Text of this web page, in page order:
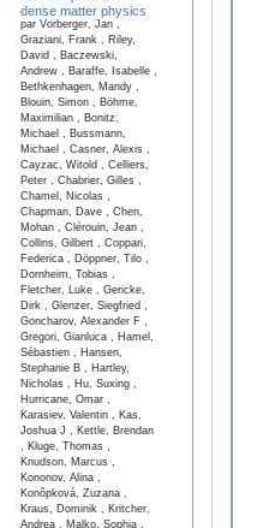
dense matter physics
par Vorberger, Jan ,
Graziani, Frank , Riley,
David , Baczewski,
Andrew , Baraffe, Isabelle ,
Bethkenhagen, Mandy ,
Blouin, Simon , Böhme,
Maximilian , Bonitz,
Michael , Bussmann,
Michael , Casner, Alexis ,
Cayzac, Witold , Celliers,
Peter , Chabrier, Gilles ,
Chamel, Nicolas ,
Chapman, Dave , Chen,
Mohan , Clérouin, Jean ,
Collins, Gilbert , Coppari,
Federica , Döppner, Tilo ,
Dornheim, Tobias ,
Fletcher, Luke , Gericke,
Dirk , Glenzer, Siegfried ,
Goncharov, Alexander F ,
Gregori, Gianluca , Hamel,
Sébastien , Hansen,
Stephanie B , Hartley,
Nicholas , Hu, Suxing ,
Hurricane, Omar ,
Karasiev, Valentin , Kas,
Joshua J , Kettle, Brendan
, Kluge, Thomas ,
Knudson, Marcus ,
Kononov, Alina ,
Konôpková, Zuzana ,
Kraus, Dominik , Kritcher,